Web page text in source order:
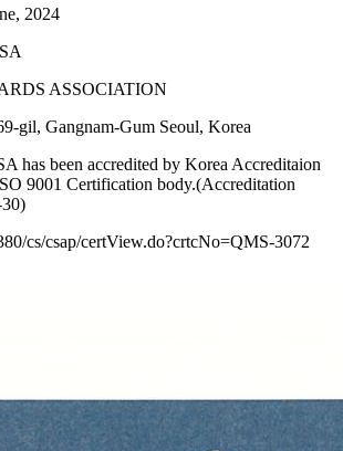
2024
ASSOCIATION
gil, Gangnam-Gum Seoul, Korea
has been accredited by Korea Accreditaion
9001 Certification body.(Accreditation
cs/csap/certView.do?crtcNo=QMS-3072